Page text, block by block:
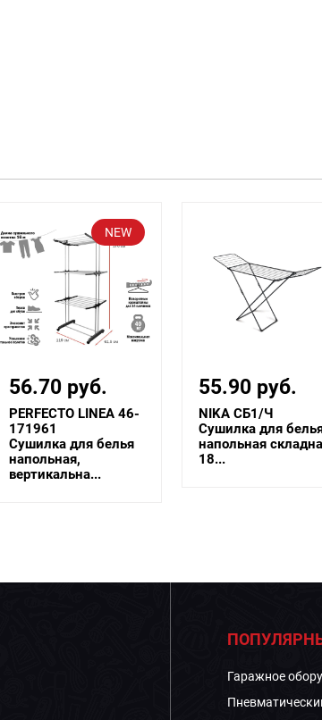
NEW
56.70 руб.
PERFECTO LINEA 46-
171961
Сушилка для белья
напольная,
вертикальна...
55.90 руб.
NIKA СБ1/Ч
Сушилка для
напольная
18...
Гаражное